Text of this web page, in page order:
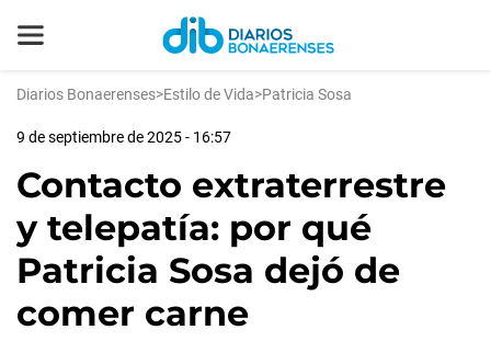
Diarios Bonaerenses>Estilo de Vida>Patricia Sosa
9 de septiembre de 2025 - 16:57
Contacto extraterrestre
y telepatía: por qué
Patricia Sosa dejó de
comer carne